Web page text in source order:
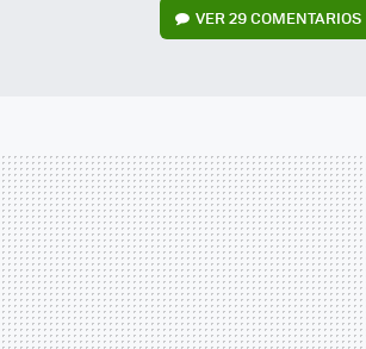
VER29 COMENTARIOS